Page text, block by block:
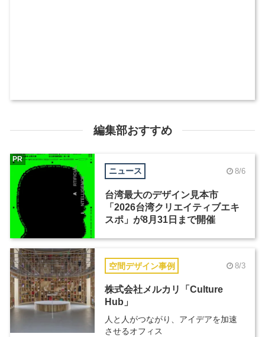
編集部おすすめ
ニュース 8/6
台湾最大のデザイン見本市
「2026台湾クリエイティブエキ
スポ」が8月31日まで開催
PR
空間デザイン事例 8/3
株式会社メルカリ「Culture
Hub」
人と人がつながり、アイデアを加速
させるオフィス